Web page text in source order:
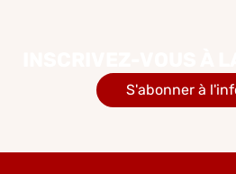
S'abonner à